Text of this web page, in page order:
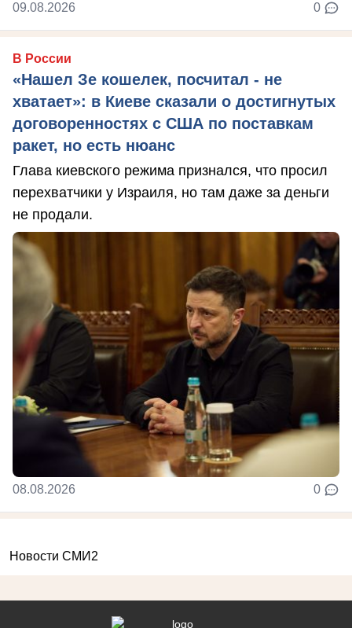
09.08.2026 0
В России
«Нашел Зе кошелек, посчитал - не
хватает»: в Киеве сказали о достигнутых
договоренностях с США по поставкам
ракет, но есть нюанс
Глава киевского режима признался, что просил
перехватчики у Израиля, но там даже за деньги
не продали.
08.08.2026 0
Новости СМИ2